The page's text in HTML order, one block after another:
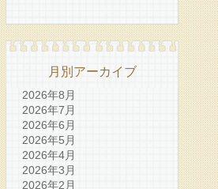
月別アーカイブ
2026年8月
2026年7月
2026年6月
2026年5月
2026年4月
2026年3月
2026年2月